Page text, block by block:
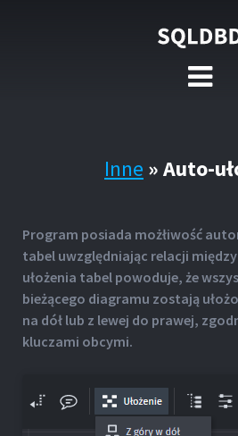
Inne »Auto-
Program posiada możłiwość
tabel uwzględniając relacji
ułożenia tabel powoduje, że
bieżącego diagramu zostają
na dół lub z lewej do prawej,
kluczami obcymi.